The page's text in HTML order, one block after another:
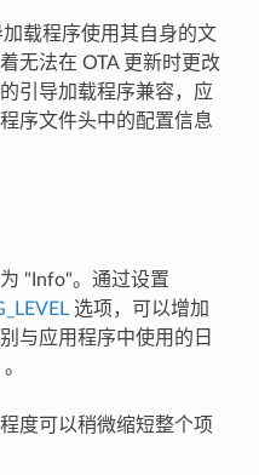
加载程序使用其自身的文
无法在 OTA 更新时更改
引导加载程序兼容，应
序文件头中的配置信息
"Info"。通过设置
选项，可以增加
与应用程序中使用的日
度可以稍微缩短整个项